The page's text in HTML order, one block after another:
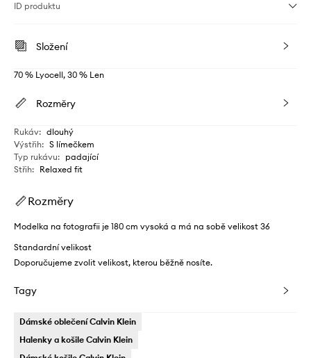
ID produktu
Složení
70 % Lyocell, 30 % Len
Rozměry
Rukáv: dlouhý
Výstřih: S límečkem
Typ rukávu: padající
Střih: Relaxed fit
Rozměry
Modelka na fotografii je 180 cm vysoká a má na sobě velikost 36
Standardní velikost
Doporučujeme zvolit velikost, kterou běžně nosíte.
Tagy
Dámské oblečení Calvin Klein
Halenky a košile Calvin Klein